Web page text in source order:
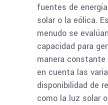
fuentes de
solar o la eólica.
menudo se
capacidad para
manera
en cuenta las
disponibilidad de
como la luz solar